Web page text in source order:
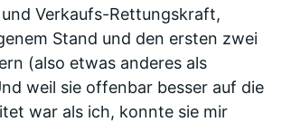
Verkaufs-Rettungskraft,
Stand und den ersten zwei
(also etwas anderes als
weil sie offenbar besser auf die
war als ich, konnte sie mir